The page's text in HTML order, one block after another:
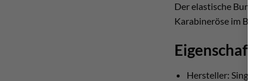
Der elastische Bund
Karabineröse im
Hersteller: Singing